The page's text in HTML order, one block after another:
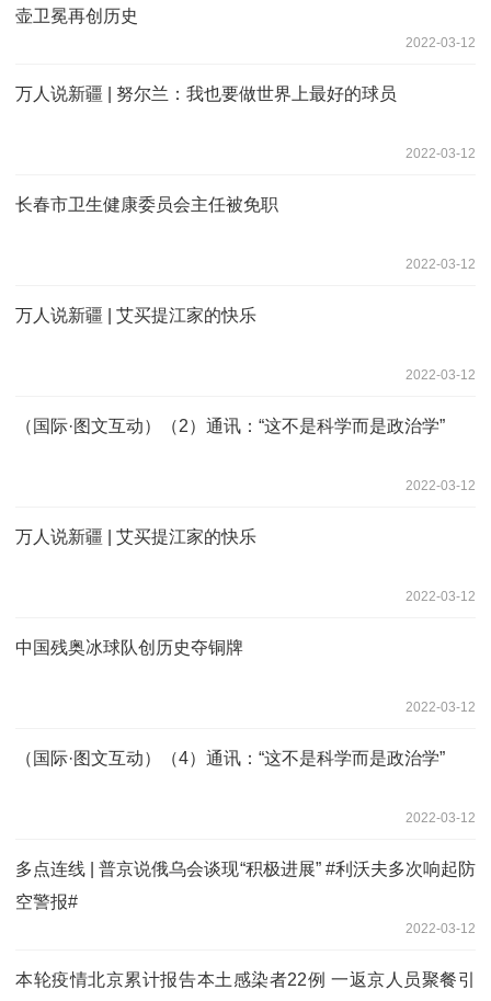
壶卫冕再创历史
2022-03-12
万人说新疆 | 努尔兰：我也要做世界上最好的球员
2022-03-12
长春市卫生健康委员会主任被免职
2022-03-12
万人说新疆 | 艾买提江家的快乐
2022-03-12
（国际·图文互动）（2）通讯：“这不是科学而是政治学”
2022-03-12
万人说新疆 | 艾买提江家的快乐
2022-03-12
中国残奥冰球队创历史夺铜牌
2022-03-12
（国际·图文互动）（4）通讯：“这不是科学而是政治学”
2022-03-12
多点连线 | 普京说俄乌会谈现“积极进展” #利沃夫多次响起防
空警报#
2022-03-12
本轮疫情北京累计报告本土感染者22例 一返京人员聚餐引